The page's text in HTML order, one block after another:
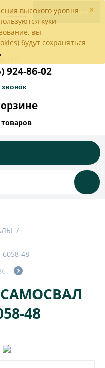
×
высокого уровня
куки
вы
будут сохраняться
Войти Регистрация
18:00
924-86-02
звонок
/
48
САМОСВАЛ
48